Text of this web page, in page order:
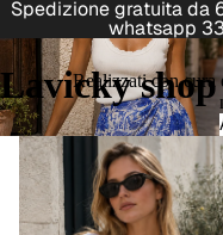
Spedizione gratuita da
whatsapp
Lavicky shop
Realizzati con cura
T-SHIRT, TOP & BODY